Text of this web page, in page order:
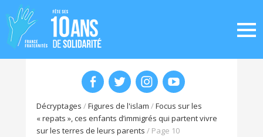
Décryptages /Figures de l'islam /Focus sur les
« repats », ces enfants d’immigrés qui partent vivre
sur les terres de leurs parents / Page 10